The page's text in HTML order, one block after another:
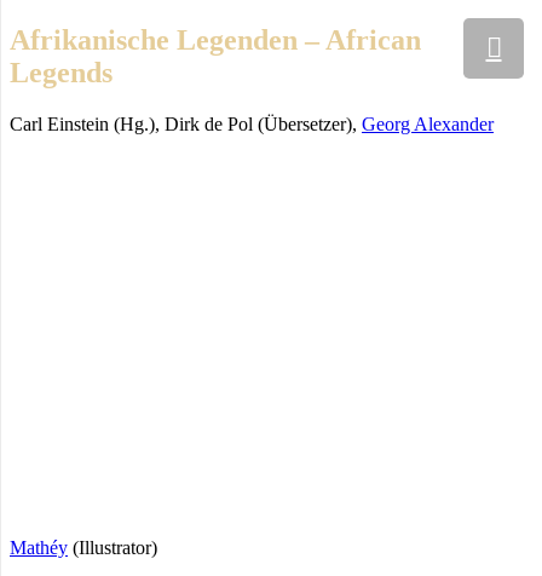
Afrikanische Legenden – African
Legends
Carl Einstein (Hg.), Dirk de Pol (Übersetzer), Georg Alexander
Mathéy (Illustrator)